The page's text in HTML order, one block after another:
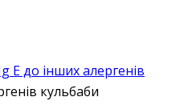
E до інших алергенів
кульбаби